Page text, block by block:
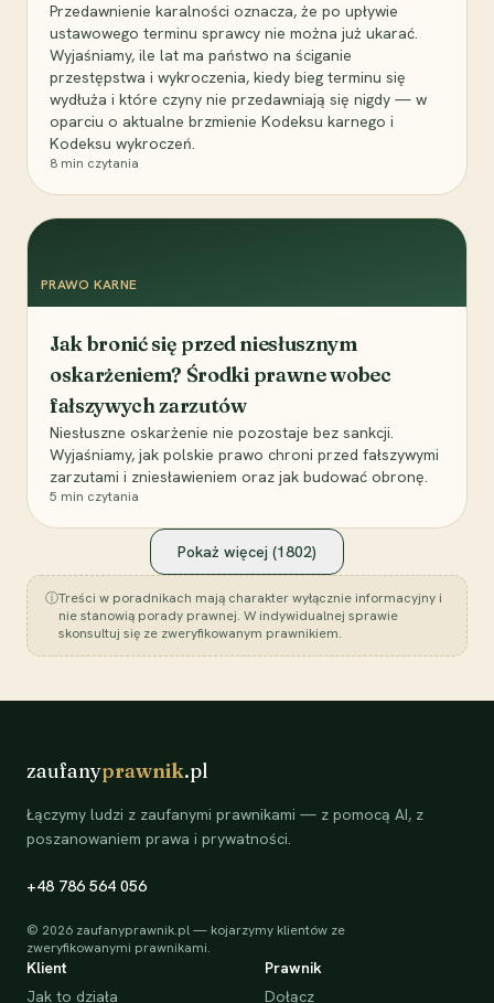
Przedawnienie karalności oznacza, że po upływie
ustawowego terminu sprawcy nie można już ukarać.
Wyjaśniamy, ile lat ma państwo na ściganie
przestępstwa i wykroczenia, kiedy bieg terminu się
wydłuża i które czyny nie przedawniają się nigdy — w
oparciu o aktualne brzmienie Kodeksu karnego i
Kodeksu wykroczeń.
8 min czytania
PRAWO KARNE
Jak bronić się przed niesłusznym
oskarżeniem? Środki prawne wobec
fałszywych zarzutów
Niesłuszne oskarżenie nie pozostaje bez sankcji.
Wyjaśniamy, jak polskie prawo chroni przed fałszywymi
zarzutami i zniesławieniem oraz jak budować obronę.
5 min czytania
Pokaż więcej (1802)
ⓘTreści w poradnikach mają charakter wyłącznie informacyjny i
nie stanowią porady prawnej. W indywidualnej sprawie
skonsultuj się ze zweryfikowanym prawnikiem.
zaufanyprawnik.pl
Łączymy ludzi z zaufanymi prawnikami — z pomocą AI, z
poszanowaniem prawa i prywatności.
+48 786 564 056
© 2026 zaufanyprawnik.pl — kojarzymy klientów ze
zweryfikowanymi prawnikami.
Klient
Jak to działa
Prawnik
Dołącz